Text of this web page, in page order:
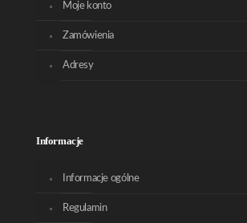
Moje konto
Zamówienia
Adresy
Informacje
Informacje ogólne
Regulamin